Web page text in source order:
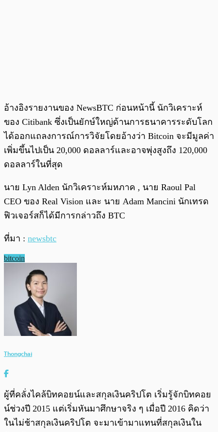
อ้างอิงรายงานของ NewsBTC ก่อนหน้านี้ นักวิเคราะห์
ของ Citibank ซึ่งเป็นยักษ์ใหญ่ด้านการธนาคารระดับโลก
ได้ออกแถลงการณ์การวิจัยโดยอ้างว่า Bitcoin จะมีมูลค่า
เพิ่มขึ้นไปเป็น 20,000 ดอลลาร์และอาจพุ่งสูงถึง 120,000
ดอลลาร์ในที่สุด
นาย Lyn Alden นักวิเคราะห์มหภาค , นาย Raoul Pal
CEO ของ Real Vision และ นาย Adam Mancini นักเทรด
ฟิวเจอร์สก็ได้มีการกล่าวถึง BTC
ที่มา : newsbtc
bitcoin
Thongchai
ผู้ที่คลั่งไคล้บิทคอยน์และสกุลเงินคริปโต เริ่มรู้จักบิทคอย
น์ช่วงปี 2015 แต่เริ่มหันมาศึกษาจริง ๆ เมื่อปี 2016 คิดว่า
ในไม่ช้าสกุลเงินคริปโต จะมาเข้ามาแทนที่สกุลเงินใน